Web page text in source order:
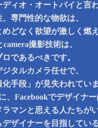
ディオ・オートバイと言
専門性的な物欲は、
めどなく欲望が激しく燃
撮影技術は、
であるべきです。
タルカメラ任せで、
手段」が見失われてい
、Facebookでデザイナ
マンと思える人たちが
ザイナーを目指してい